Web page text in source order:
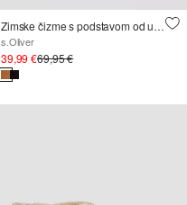
Zimske čizme s podstavom od umjetnog krzna
s.Oliver
39,99 €69,95 €